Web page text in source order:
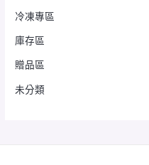
冷凍專區
庫存區
贈品區
未分類